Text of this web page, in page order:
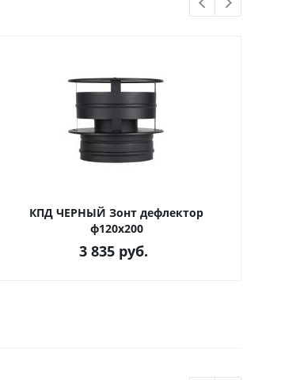
КПД ЧЕРНЫЙ Зонт дефлектор
ф120х200
3 835 руб.